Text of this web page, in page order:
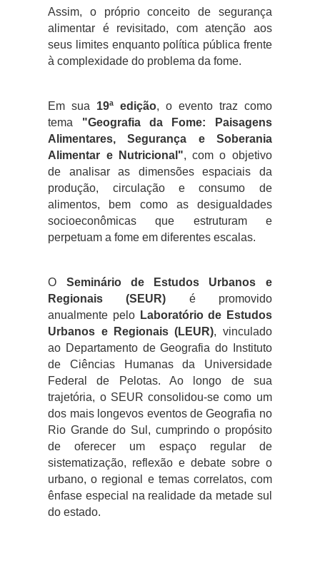
Assim, o próprio conceito de segurança
alimentar é revisitado, com atenção aos
seus limites enquanto política pública frente
à complexidade do problema da fome.
Em sua 19ª edição, o evento traz como
tema "Geografia da Fome: Paisagens
Alimentares, Segurança e Soberania
Alimentar e Nutricional", com o objetivo
de analisar as dimensões espaciais da
produção, circulação e consumo de
alimentos, bem como as desigualdades
socioeconômicas que estruturam e
perpetuam a fome em diferentes escalas.
O Seminário de Estudos Urbanos e
Regionais (SEUR) é promovido
anualmente pelo Laboratório de Estudos
Urbanos e Regionais (LEUR), vinculado
ao Departamento de Geografia do Instituto
de Ciências Humanas da Universidade
Federal de Pelotas. Ao longo de sua
trajetória, o SEUR consolidou-se como um
dos mais longevos eventos de Geografia no
Rio Grande do Sul, cumprindo o propósito
de oferecer um espaço regular de
sistematização, reflexão e debate sobre o
urbano, o regional e temas correlatos, com
ênfase especial na realidade da metade sul
do estado.